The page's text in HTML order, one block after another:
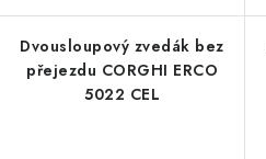
Dvousloupový zvedák bez
přejezdu CORGHI ERCO
5022 CEL